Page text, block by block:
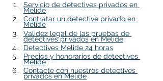
Servicio de detectives privados en
Melide
Contratar un detective privado en
Melide
Validez legal de las pruebas de
detectives privados en Melide
Detectives Melide 24 horas
Precios y honorarios de detectives
Melide
Contacte con nuestros detectives
privados en Melide